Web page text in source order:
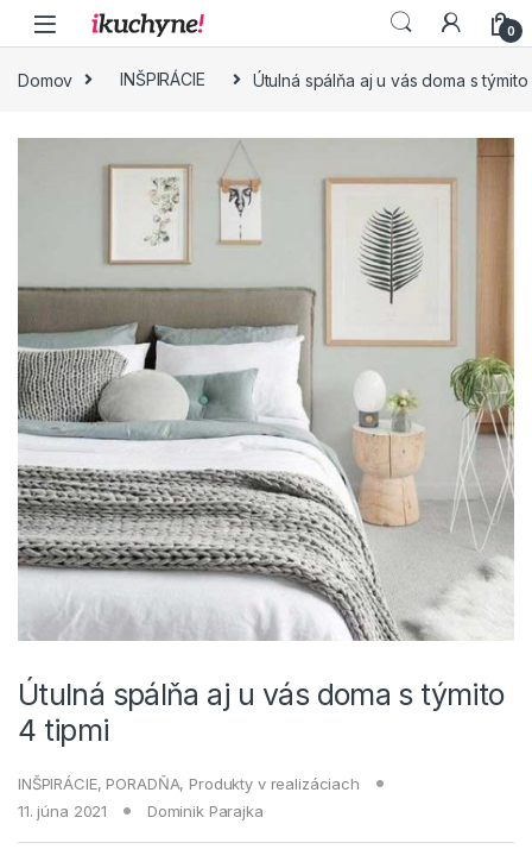
Skip to navigation
Skip to content
0
Domov INŠPIRÁCIE Útulná spálňa aj u vás doma s
Útulná spálňa aj u vás doma s týmito
4 tipmi
INŠPIRÁCIE, PORADŇA, Produkty v realizáciach
11. júna 2021
Dominik Parajka